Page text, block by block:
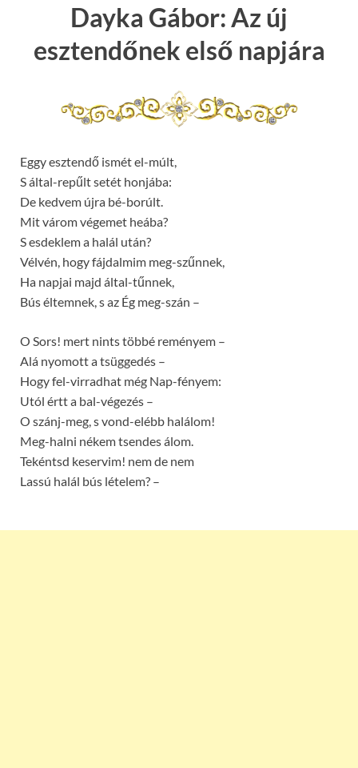
Dayka Gábor: Az új
esztendőnek első napjára
Eggy esztendő ismét el-múlt,
S által-repűlt setét honjába:
De kedvem újra bé-borúlt.
Mit várom végemet heába?
S esdeklem a halál után?
Vélvén, hogy fájdalmim meg-szűnnek,
Ha napjai majd által-tűnnek,
Bús éltemnek, s az Ég meg-szán –
O Sors! mert nints többé reményem –
Alá nyomott a tsüggedés –
Hogy fel-virradhat még Nap-fényem:
Utól értt a bal-végezés –
O szánj-meg, s vond-elébb halálom!
Meg-halni nékem tsendes álom.
Tekéntsd keservim! nem de nem
Lassú halál bús lételem? –